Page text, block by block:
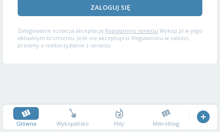
ZALOGUJ SIĘ
Zalogowanie oznacza akceptację Regulaminu serwisu Wykop.pl w jego
aktualnym brzmieniu. Jeśli nie akceptujesz Regulaminu w całości,
prosimy o niekorzystanie z serwisu.
Główna Wykopalisko Hity Mikroblog